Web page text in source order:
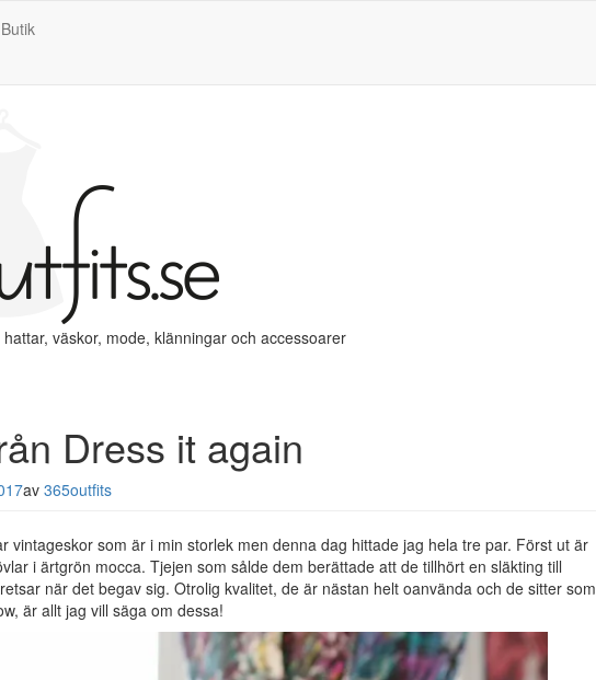
Butik
väskor, mode, klänningar och accessoarer
Dress it again
av 365outfits
vintageskor som är i min storlek men denna dag hittade jag hela tre par. Först ut är
i ärtgrön mocca. Tjejen som sålde dem berättade att de tillhört en släkting till
när det begav sig. Otrolig kvalitet, de är nästan helt oanvända och de sitter som
är allt jag vill säga om dessa!